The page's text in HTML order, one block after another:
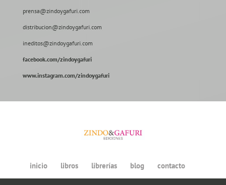
prensa@zindoygafuri.com
distribucion@zindoygafuri.com
ineditos@zindoygafuri.com
facebook.com/zindoygafuri
www.instagram.com/zindoygafuri
inicio libros librerías blog contacto